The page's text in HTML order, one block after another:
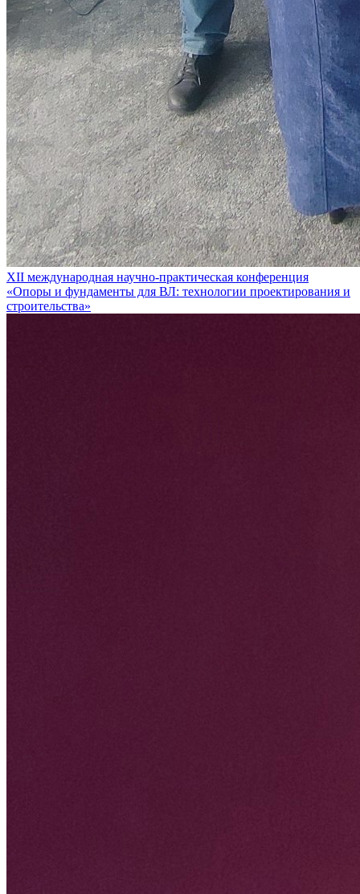
XII международная научно-практическая конференция
«Опоры и фундаменты для ВЛ: технологии проектирования и
строительства»